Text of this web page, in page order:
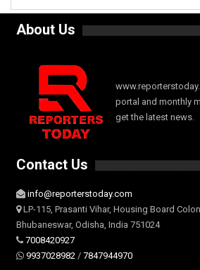
About Us
portal and monthly
get the latest news.
Contact Us
info@reporterstoday.com
LP-115, Prasanti Vihar, Housing Board
Bhubaneswar, Odisha, India 751024
7008420927
9937028982 / 7847944970